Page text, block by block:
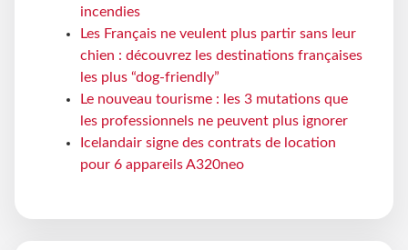
incendies
Les Français ne veulent plus partir sans leur
chien : découvrez les destinations françaises
les plus “dog-friendly”
Le nouveau tourisme : les 3 mutations que
les professionnels ne peuvent plus ignorer
Icelandair signe des contrats de location
pour 6 appareils A320neo